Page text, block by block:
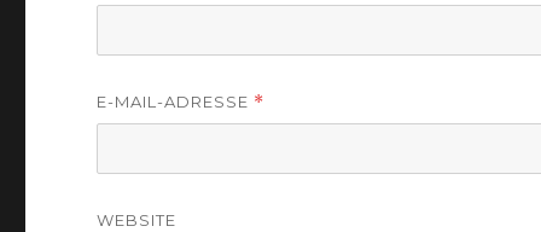
E-MAIL-ADRESSE *
WEBSITE